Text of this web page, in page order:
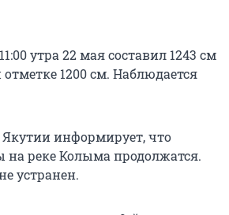
утра 22 мая составил 1243 см
1200 см. Наблюдается
информирует, что
реке Колыма продолжатся.
устранен.